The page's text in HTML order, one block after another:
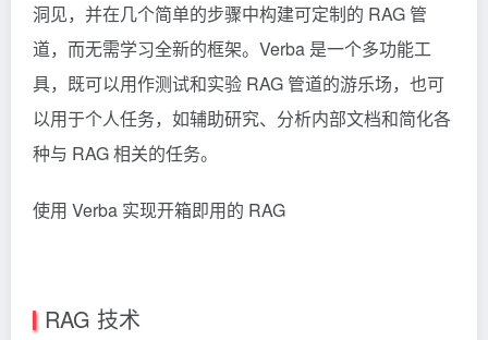
洞见，并在几个简单的步骤中构建可定制的 RAG 管
道，而无需学习全新的框架。Verba 是一个多功能工
具，既可以用作测试和实验 RAG 管道的游乐场，也可
以用于个人任务，如辅助研究、分析内部文档和简化各
种与 RAG 相关的任务。
使用 Verba 实现开箱即用的 RAG
RAG 技术